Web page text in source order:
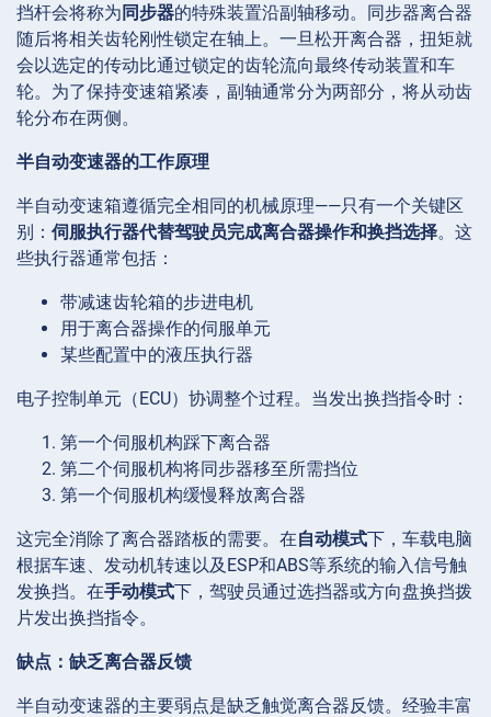
挡杆会将称为 同步器的特殊装置沿副轴移动。同步器离合器
随后将相关齿轮刚性锁定在轴上。一旦松开离合器，扭矩就
会以选定的传动比通过锁定的齿轮流向最终传动装置和车
轮。为了保持变速箱紧凑，副轴通常分为两部分，将从动齿
轮分布在两侧。
半自动变速器的工作原理
半自动变速箱遵循完全相同的机械原理——只有一个关键区
别： 伺服执行器代替驾驶员完成离合器操作和换挡选择。这
些执行器通常包括：
带减速齿轮箱的步进电机
用于离合器操作的伺服单元
某些配置中的液压执行器
电子控制单元（ECU）协调整个过程。当发出换挡指令时：
第一个伺服机构踩下离合器
第二个伺服机构将同步器移至所需挡位
第一个伺服机构缓慢释放离合器
这完全消除了离合器踏板的需要。在自动模式下，车载电脑
根据车速、发动机转速以及ESP和ABS等系统的输入信号触
发换挡。在手动模式下，驾驶员通过选挡器或方向盘换挡拨
片发出换挡指令。
缺点：缺乏离合器反馈
半自动变速器的主要弱点是缺乏触觉离合器反馈。经验丰富